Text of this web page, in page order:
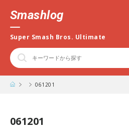
Smashlog
Super Smash Bros. Ultimate
061201
061201